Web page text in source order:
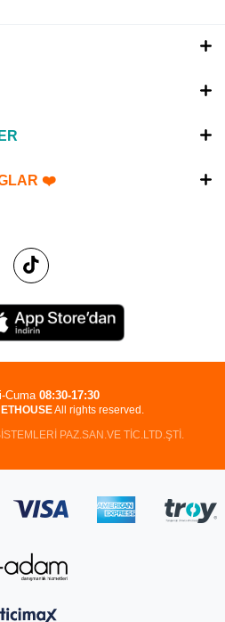
❤️
All rights reserved.
PAZ.SAN.VE TİC.LTD.ŞTİ.
Cuma 08:30-17:30